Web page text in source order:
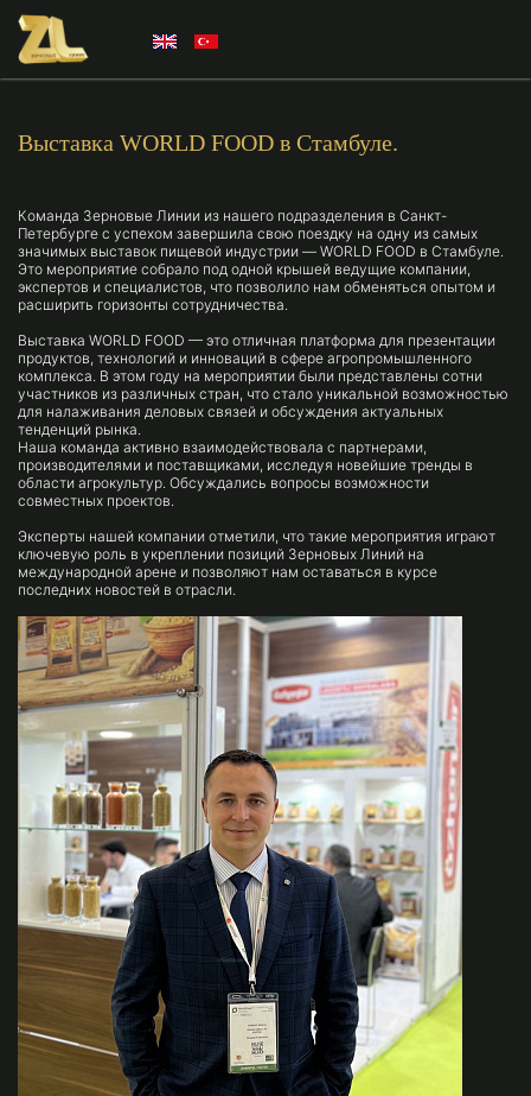
Выставка WORLD FOOD в Стамбуле.
Команда Зерновые Линии из нашего подразделения в Санкт-
Петербурге с успехом завершила свою поездку на одну из самых
значимых выставок пищевой индустрии — WORLD FOOD в Стамбуле.
Это мероприятие собрало под одной крышей ведущие компании,
экспертов и специалистов, что позволило нам обменяться опытом и
расширить горизонты сотрудничества.
Выставка WORLD FOOD — это отличная платформа для презентации
продуктов, технологий и инноваций в сфере агропромышленного
комплекса. В этом году на мероприятии были представлены сотни
участников из различных стран, что стало уникальной возможностью
для налаживания деловых связей и обсуждения актуальных
тенденций рынка.
Наша команда активно взаимодействовала с партнерами,
производителями и поставщиками, исследуя новейшие тренды в
области агрокультур. Обсуждались вопросы возможности
совместных проектов.
Эксперты нашей компании отметили, что такие мероприятия играют
ключевую роль в укреплении позиций Зерновых Линий на
международной арене и позволяют нам оставаться в курсе
последних новостей в отрасли.